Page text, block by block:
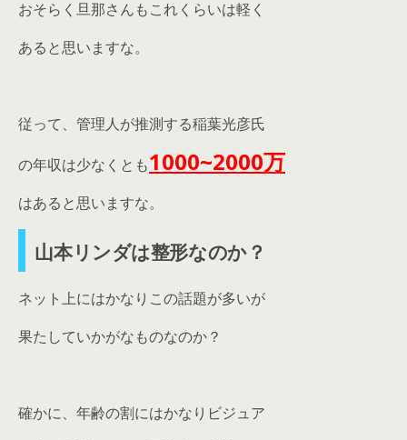
おそらく旦那さんもこれくらいは軽く
あると思いますな。
従って、管理人が推測する稲葉光彦氏
の年収は少なくとも1000~2000万
はあると思いますな。
山本リンダは整形なのか？
ネット上にはかなりこの話題が多いが
果たしていかがなものなのか？
確かに、年齢の割にはかなりビジュア